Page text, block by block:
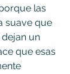
las
suave que
un
que esas